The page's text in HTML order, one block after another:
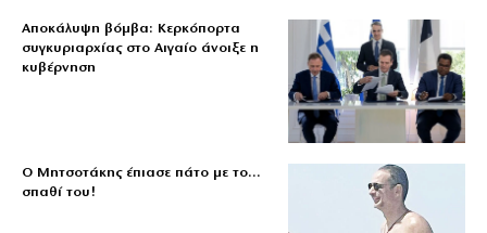
Αποκάλυψη βόμβα: Κερκόπορτα
συγκυριαρχίας στο Αιγαίο άνοιξε η
κυβέρνηση
Ο Μητσοτάκης έπιασε πάτο με το…
σπαθί του!